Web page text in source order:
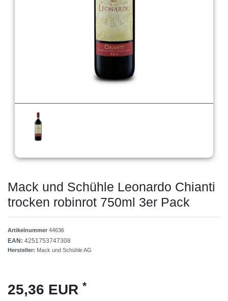
Mack und Schühle Leonardo Chianti
trocken robinrot 750ml 3er Pack
Artikelnummer 44636
EAN: 4251753747308
Hersteller: Mack und Schühle AG
25,36 EUR *